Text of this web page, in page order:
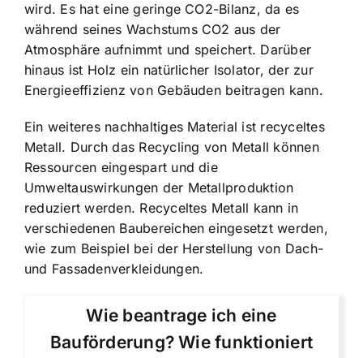
wird. Es hat eine geringe CO2-Bilanz, da es
während seines Wachstums CO2 aus der
Atmosphäre aufnimmt und speichert. Darüber
hinaus ist Holz ein natürlicher Isolator, der zur
Energieeffizienz von Gebäuden beitragen kann.
Ein weiteres nachhaltiges Material ist recyceltes
Metall. Durch das Recycling von Metall können
Ressourcen eingespart und die
Umweltauswirkungen der Metallproduktion
reduziert werden. Recyceltes Metall kann in
verschiedenen Baubereichen eingesetzt werden,
wie zum Beispiel bei der Herstellung von Dach-
und Fassadenverkleidungen.
Wie beantrage ich eine
Bauförderung? Wie funktioniert